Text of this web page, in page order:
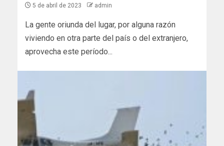
5 de abril de 2023 admin
La gente oriunda del lugar, por alguna razón
viviendo en otra parte del país o del extranjero,
aprovecha este período...